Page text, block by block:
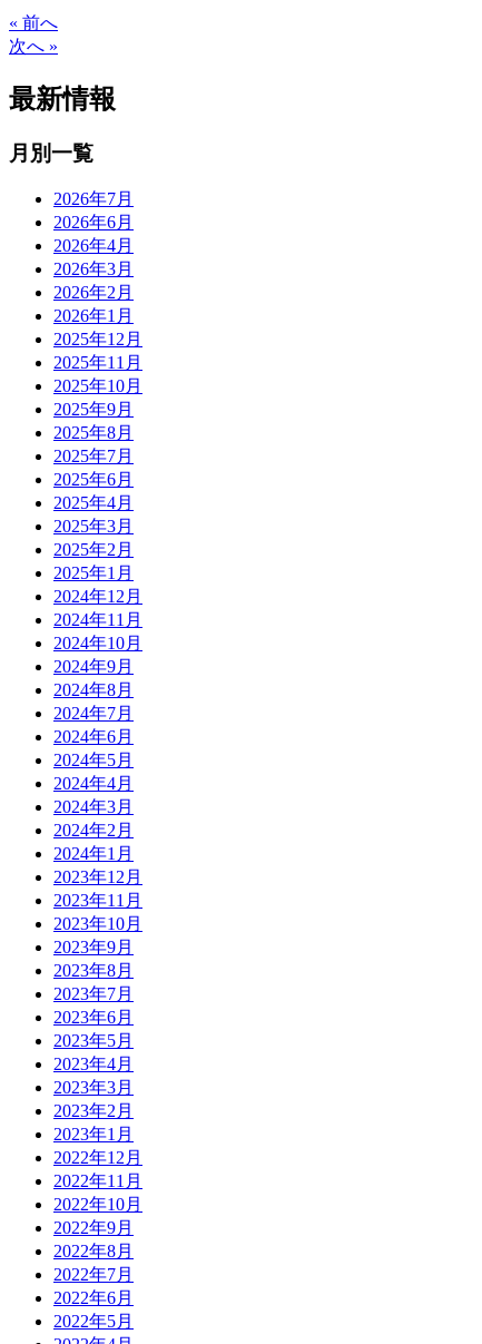
« 前へ
次へ »
最新情報
月別一覧
2026年7月
2026年6月
2026年4月
2026年3月
2026年2月
2026年1月
2025年12月
2025年11月
2025年10月
2025年9月
2025年8月
2025年7月
2025年6月
2025年4月
2025年3月
2025年2月
2025年1月
2024年12月
2024年11月
2024年10月
2024年9月
2024年8月
2024年7月
2024年6月
2024年5月
2024年4月
2024年3月
2024年2月
2024年1月
2023年12月
2023年11月
2023年10月
2023年9月
2023年8月
2023年7月
2023年6月
2023年5月
2023年4月
2023年3月
2023年2月
2023年1月
2022年12月
2022年11月
2022年10月
2022年9月
2022年8月
2022年7月
2022年6月
2022年5月